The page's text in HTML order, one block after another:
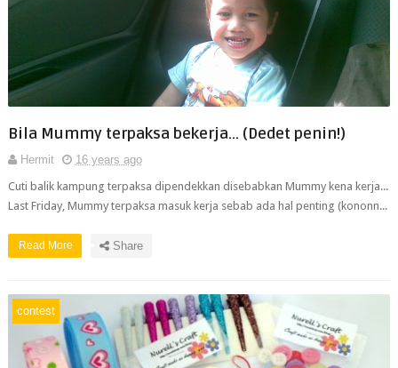
Bila Mummy terpaksa bekerja... (Dedet penin!)
Hermit
16 years ago
Cuti balik kampung terpaksa dipendekkan disebabkan Mummy kena kerja...
Last Friday, Mummy terpaksa masuk kerja sebab ada hal penting (kononn...
Read More Share
contest